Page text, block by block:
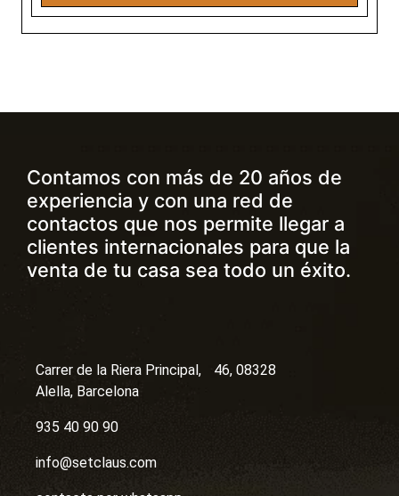
Contamos con más de 20 años de
experiencia y con una red de
contactos que nos permite llegar a
clientes internacionales para que la
venta de tu casa sea todo un éxito.
Carrer de la Riera Principal, 46, 08328
Alella, Barcelona
935 40 90 90
info@setclaus.com